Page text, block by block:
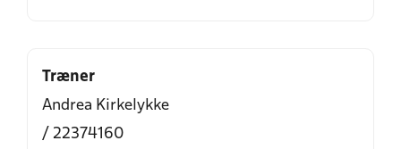
Træner
Andrea Kirkelykke
/ 22374160